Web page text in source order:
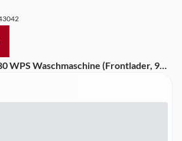
WPS Waschmaschine (Frontlader, 9